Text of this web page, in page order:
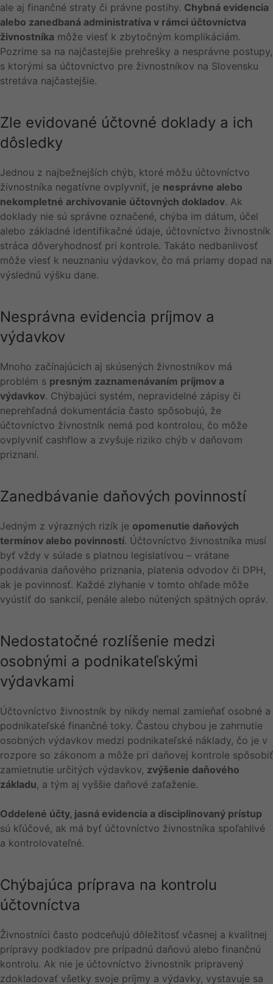
ale aj finančné straty či právne postihy. Chybná evidencia
alebo zanedbaná administratíva v rámci účtovníctva
živnostníka môže viesť k zbytočným komplikáciám.
Pozrime sa na najčastejšie prehrešky a nesprávne postupy,
s ktorými sa účtovníctvo pre živnostníkov na Slovensku
stretáva najčastejšie.
Zle evidované účtovné doklady a ich
dôsledky
Jednou z najbežnejších chýb, ktoré môžu účtovníctvo
živnostníka negatívne ovplyvniť, je nesprávne alebo
nekompletné archivovanie účtovných dokladov. Ak
doklady nie sú správne označené, chýba im dátum, účel
alebo základné identifikačné údaje, účtovníctvo živnostník
stráca dôveryhodnosť pri kontrole. Takáto nedbanlivosť
môže viesť k neuznaniu výdavkov, čo má priamy dopad na
výslednú výšku dane.
Nesprávna evidencia príjmov a
výdavkov
Mnoho začínajúcich aj skúsených živnostníkov má
problém s presným zaznamenávaním príjmov a
výdavkov. Chýbajúci systém, nepravidelné zápisy či
neprehľadná dokumentácia často spôsobujú, že
účtovníctvo živnostník nemá pod kontrolou, čo môže
ovplyvniť cashflow a zvyšuje riziko chýb v daňovom
priznaní.
Zanedbávanie daňových povinností
Jedným z výrazných rizík je opomenutie daňových
termínov alebo povinností. Účtovníctvo živnostníka musí
byť vždy v súlade s platnou legislatívou – vrátane
podávania daňového priznania, platenia odvodov či DPH,
ak je povinnosť. Každé zlyhanie v tomto ohľade môže
vyústiť do sankcií, penále alebo nútených spätných opráv.
Nedostatočné rozlíšenie medzi
osobnými a podnikateľskými
výdavkami
Účtovníctvo živnostník by nikdy nemal zamieňať osobné a
podnikateľské finančné toky. Častou chybou je zahrnutie
osobných výdavkov medzi podnikateľské náklady, čo je v
rozpore so zákonom a môže pri daňovej kontrole spôsobiť
zamietnutie určitých výdavkov, zvýšenie daňového
základu, a tým aj vyššie daňové zaťaženie.
Oddelené účty, jasná evidencia a disciplinovaný prístup
sú kľúčové, ak má byť účtovníctvo živnostníka spoľahlivé
a kontrolovateľné.
Chýbajúca príprava na kontrolu
účtovníctva
Živnostníci často podceňujú dôležitosť včasnej a kvalitnej
prípravy podkladov pre prípadnú daňovú alebo finančnú
kontrolu. Ak nie je účtovníctvo živnostník pripravený
zdokladovať všetky svoje príjmy a výdavky, vystavuje sa